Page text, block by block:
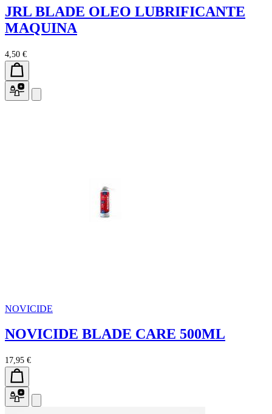
JRL BLADE OLEO LUBRIFICANTE
MAQUINA
4,50 €
NOVICIDE
NOVICIDE BLADE CARE 500ML
17,95 €